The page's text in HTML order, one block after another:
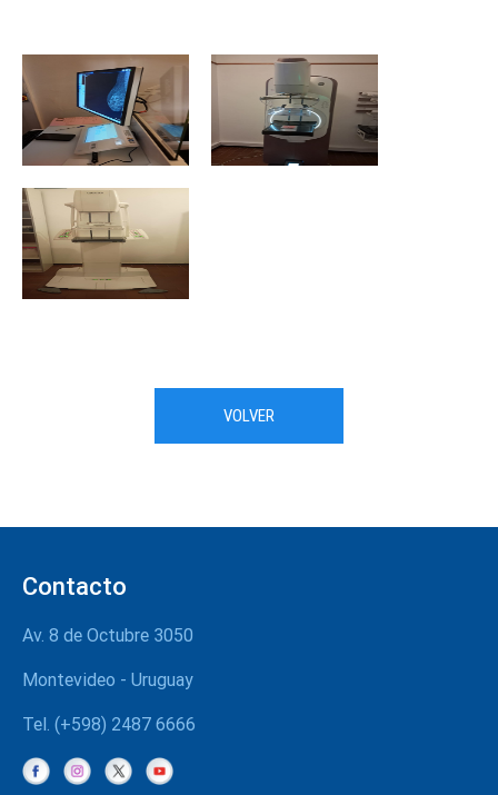
VOLVER
Contacto
Av. 8 de Octubre 3050
Montevideo - Uruguay
Tel. (+598) 2487 6666